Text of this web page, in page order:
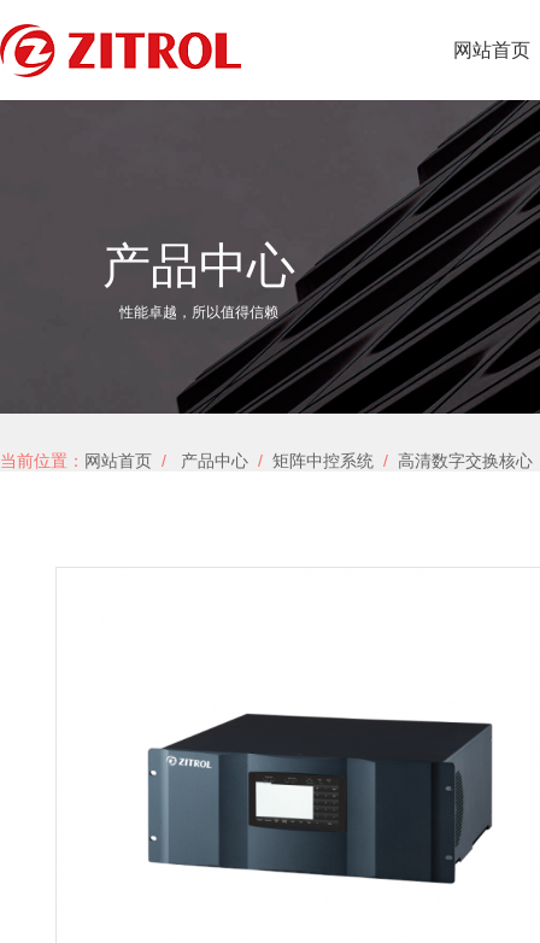
网站首页
产品中心
性能卓越，所以值得信赖
当前位置： 网站首页 / 产品中心 / 矩阵中控系统 / 高清数字交换核心